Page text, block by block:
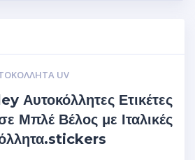
UV
Αυτοκόλλητες Ετικέτες
Μπλέ Βέλος με Ιταλικές